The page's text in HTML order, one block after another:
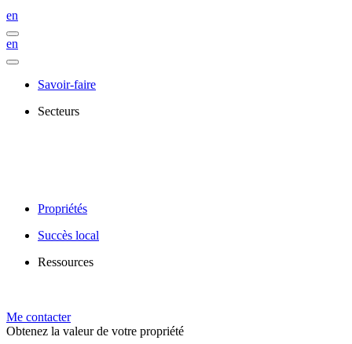
en
en
Savoir-faire
Secteurs
Propriétés
Succès local
Ressources
Me contacter
Obtenez la valeur de votre propriété